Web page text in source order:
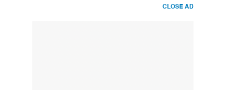
CLOSE AD